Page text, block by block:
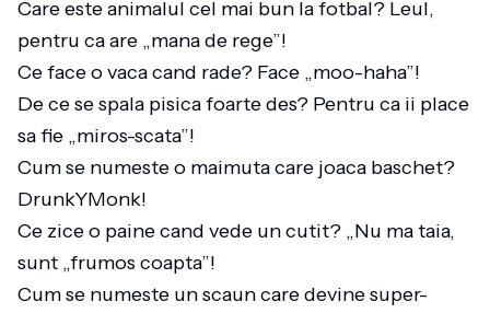
Care este animalul cel mai bun la fotbal? Leul,
pentru ca are „mana de rege”!
Ce face o vaca cand rade? Face „moo-haha”!
De ce se spala pisica foarte des? Pentru ca ii place
sa fie „miros-scata”!
Cum se numeste o maimuta care joaca baschet?
DrunkYMonk!
Ce zice o paine cand vede un cutit? „Nu ma taia,
sunt „frumos coapta”!
Cum se numeste un scaun care devine super-